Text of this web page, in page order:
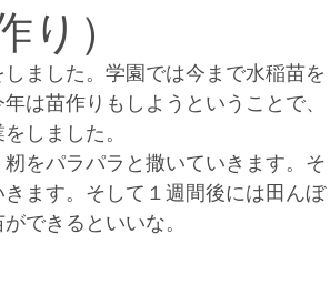
）
ました。学園では今まで水稲苗を
は苗作りもしようということで、
しました。
をパラパラと撒いていきます。そ
ます。そして１週間後には田んぼ
できるといいな。